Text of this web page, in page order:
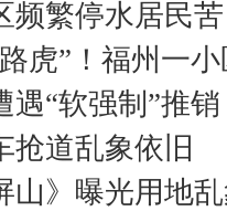
频繁停水居民
虎”！福州一
遇“软强制”推
抢道乱象依旧
山》曝光用地